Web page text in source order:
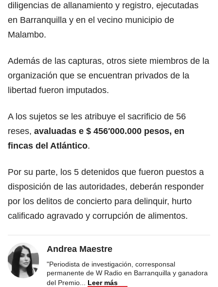
diligencias de allanamiento y registro, ejecutadas
en Barranquilla y en el vecino municipio de
Malambo.
Además de las capturas, otros siete miembros de la
organización que se encuentran privados de la
libertad fueron imputados.
A los sujetos se les atribuye el sacrificio de 56
reses, avaluadas e $ 456′000.000 pesos, en
fincas del Atlántico.
Por su parte, los 5 detenidos que fueron puestos a
disposición de las autoridades, deberán responder
por los delitos de concierto para delinquir, hurto
calificado agravado y corrupción de alimentos.
Andrea Maestre
"Periodista de investigación, corresponsal
permanente de W Radio en Barranquilla y ganadora
del Premio
Leer más